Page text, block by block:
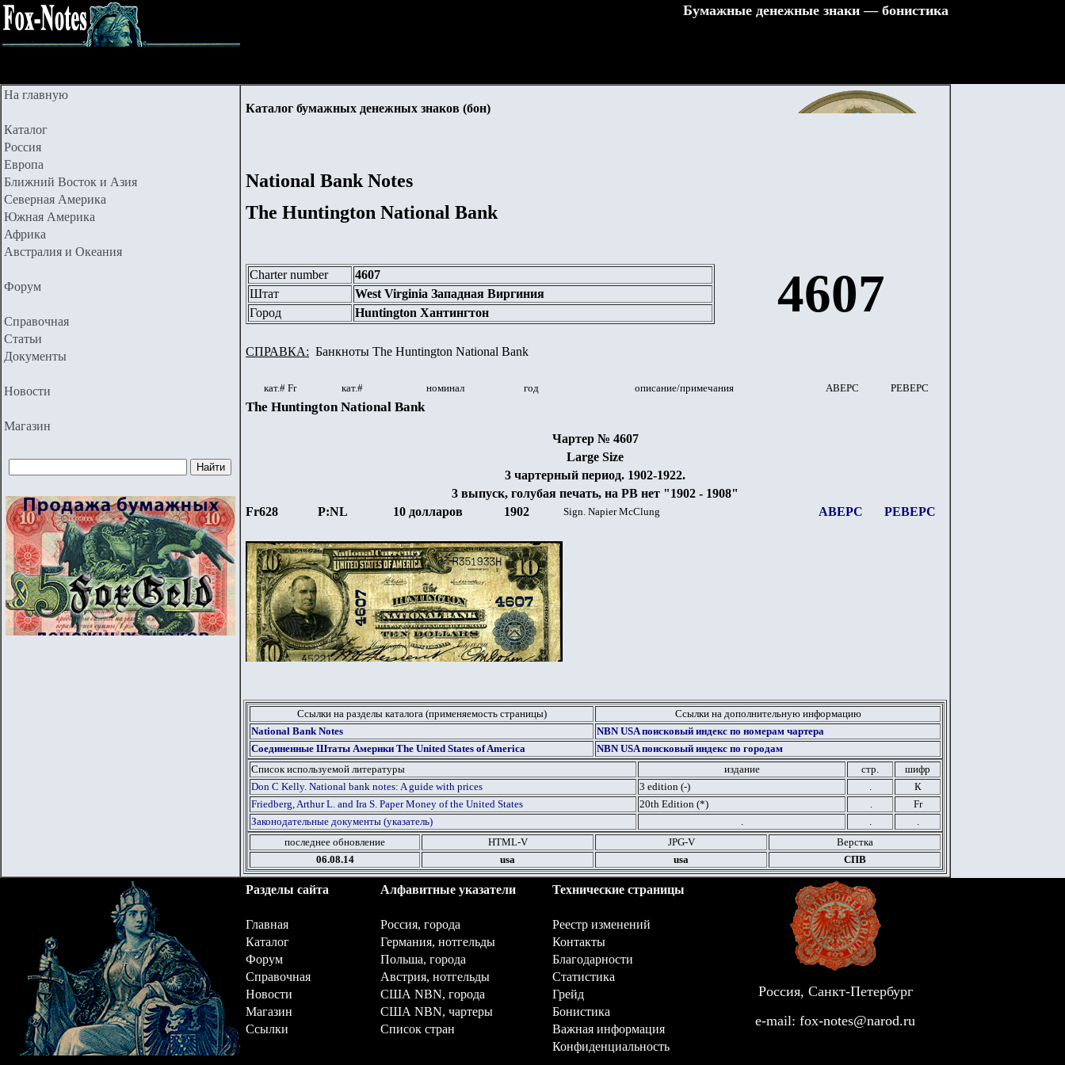
Бумажные денежные знаки — бонистика
На главную
Каталог
Россия
Европа
Ближний Восток и Азия
Северная Америка
Южная Америка
Африка
Австралия и Океания
Форум
Справочная
Статьи
Документы
Новости
Магазин
Каталог бумажных денежных знаков (бон)
National Bank Notes
The Huntington National Bank
Charter number
4607
Штат
West Virginia Западная Виргиния
Город
Huntington Хантингтон 4607
СПРАВКА: Банкноты The Huntington National Bank
кат.# Fr кат.# номинал год описание/примечания АВЕРС РЕВЕРС
The Huntington National Bank
Чартер № 4607
Large Size
3 чартерный период. 1902-1922.
3 выпуск, голубая печать, на РВ нет "1902 - 1908"
Fr628
P:NL 10 долларов 1902 Sign. Napier McClung АВЕРС РЕВЕРС
Ссылки на разделы каталога (применяемость страницы)
Ссылки на дополнительную информацию
National Bank Notes
NBN USAпоисковый индекс по номерам чартера
Соединенные Штаты Америки The United States of America
NBN USAпоисковый индекс по городам
Список используемой литературы
издание стр.
шифр
Don C Kelly. National bank notes: A guide with prices
3 edition (-) .
К
Friedberg, Arthur L. and Ira S. Paper Money of the United States
20th Edition (*) .
Fr
Законодательные документы (указатель)
. .
.
последнее обновление
HTML-V JPG-V
Верстка
06.08.14
usa usa СПВ
Разделы сайта Алфавитные указатели Технические страницы
Главная Россия, города
Реестр изменений
Каталог
Германия, нотгельды
Контакты
Форум
Польша, города
Благодарности
Справочная
Австрия, нотгельды
Статистика
Новости
США NBN, города
Грейд
Магазин
США NBN, чартеры
Бонистика
Ссылки
Список стран
Важная информация
Конфиденциальность
Россия, Санкт-Петербург
e-mail: fox-notes@narod.ru